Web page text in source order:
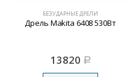
БЕЗУДАРНЫЕ ДРЕЛИ
Дрель Makita 6408 530Вт
13820 Р